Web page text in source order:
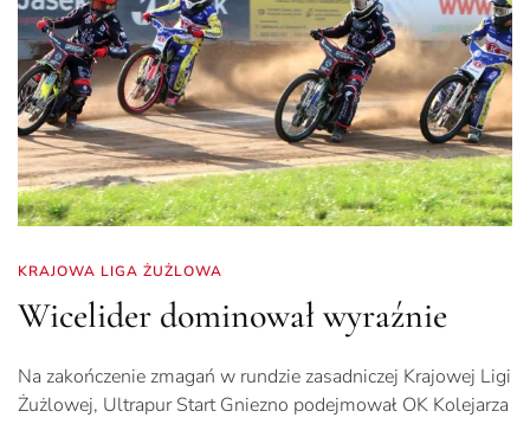
KRAJOWA LIGA ŻUŻLOWA
Wicelider dominował wyraźnie
Na zakończenie zmagań w rundzie zasadniczej Krajowej Ligi
Żużlowej, Ultrapur Start Gniezno podejmował OK Kolejarza